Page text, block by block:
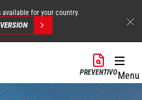
for your country.
PREVENTIVOMenu